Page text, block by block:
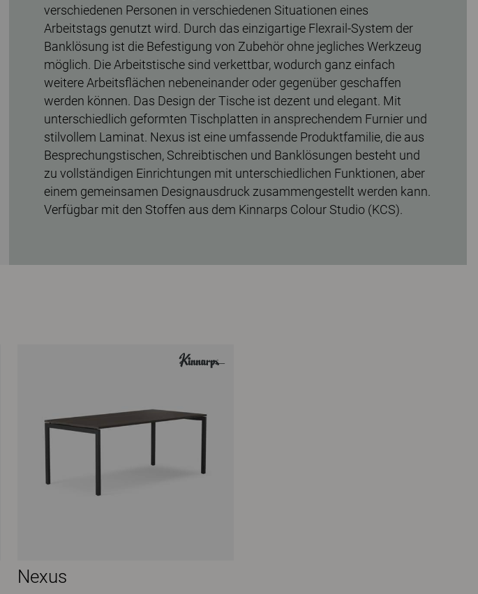
verschiedenen Personen in verschiedenen Situationen eines
Arbeitstags genutzt wird. Durch das einzigartige Flexrail-System der
Banklösung ist die Befestigung von Zubehör ohne jegliches Werkzeug
möglich. Die Arbeitstische sind verkettbar, wodurch ganz einfach
weitere Arbeitsflächen nebeneinander oder gegenüber geschaffen
werden können. Das Design der Tische ist dezent und elegant. Mit
unterschiedlich geformten Tischplatten in ansprechendem Furnier und
stilvollem Laminat. Nexus ist eine umfassende Produktfamilie, die aus
Besprechungstischen, Schreibtischen und Banklösungen besteht und
zu vollständigen Einrichtungen mit unterschiedlichen Funktionen, aber
einem gemeinsamen Designausdruck zusammengestellt werden kann.
Verfügbar mit den Stoffen aus dem Kinnarps Colour Studio (KCS).
Nexus